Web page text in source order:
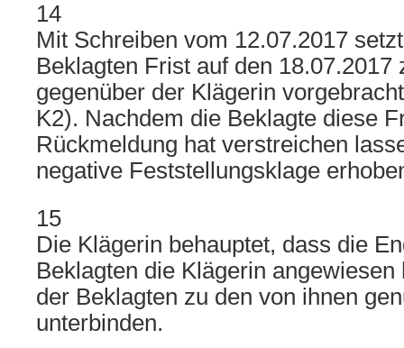
14
Mit Schreiben vom 12.07.2017
Beklagten Frist auf den 18.07.2017
gegenüber der Klägerin
K2). Nachdem die Beklagte diese
Rückmeldung hat verstreichen
negative Feststellungsklage
15
Die Klägerin behauptet, dass die
Beklagten die Klägerin angewiesen
der Beklagten zu den von ihnen
unterbinden.